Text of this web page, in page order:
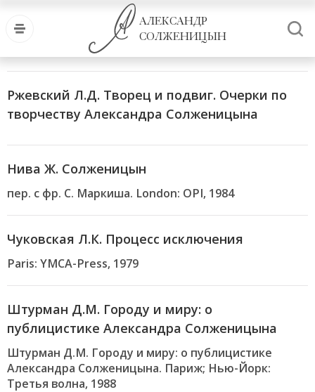
АЛЕКСАНДР
СОЛЖЕНИЦЫН
Ржевский Л.Д. Творец и подвиг. Очерки по
творчеству Александра Солженицына
Нива Ж. Солженицын
пер. с фр. С. Маркиша. London: OPI, 1984
Чуковская Л.К. Процесс исключения
Paris: YMCA-Press, 1979
Штурман Д.М. Городу и миру: о
публицистике Александра Солженицына
Штурман Д.М. Городу и миру: о публицистике
Александра Солженицына. Париж; Нью-Йорк:
Третья волна, 1988